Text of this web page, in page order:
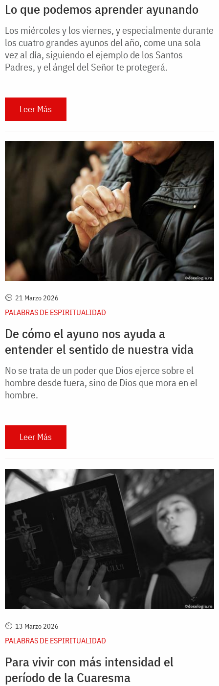
Lo que podemos aprender ayunando
Los miércoles y los viernes, y especialmente durante
los cuatro grandes ayunos del año, come una sola
vez al día, siguiendo el ejemplo de los Santos
Padres, y el ángel del Señor te protegerá.
Leer Más
21 Marzo 2026
PALABRAS DE ESPIRITUALIDAD
De cómo el ayuno nos ayuda a
entender el sentido de nuestra vida
No se trata de un poder que Dios ejerce sobre el
hombre desde fuera, sino de Dios que mora en el
hombre.
Leer Más
13 Marzo 2026
PALABRAS DE ESPIRITUALIDAD
Para vivir con más intensidad el
período de la Cuaresma